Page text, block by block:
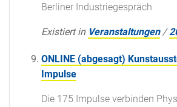
Berliner Industriegespräch
Existiert in Veranstaltungen /
ONLINE (abgesagt)
Impulse
Die 175 Impulse verbinden